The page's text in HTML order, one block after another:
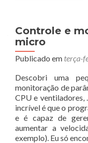
Controle e
micro
Publicado em terça-
Descobri uma
monitoração de
CPU e
incrível é que o
e é capaz de
aumentar a
exemplo). Eu só